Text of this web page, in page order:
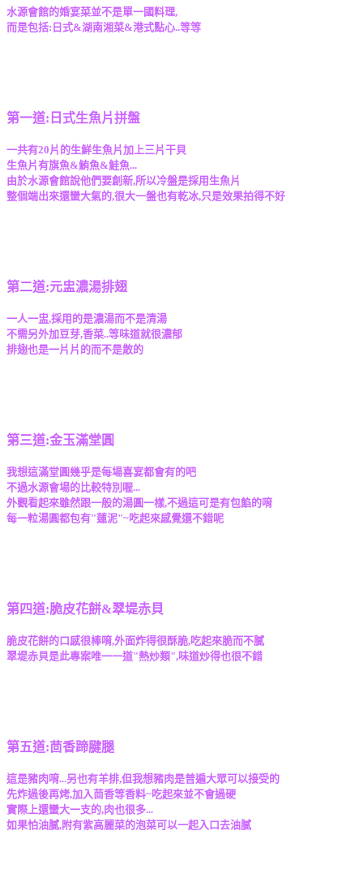
水源會館的婚宴菜並不是單一國料理,
而是包括:日式&湖南湘菜&港式點心..等等
第一道:日式生魚片拼盤
一共有20片的生鮮生魚片加上三片干貝
生魚片有旗魚&鮪魚&鮭魚...
由於水源會館說他們要創新,所以冷盤是採用生魚片
整個端出來還蠻大氣的,很大一盤也有乾冰,只是效果拍得不好
第二道:元盅濃湯排翅
一人一盅,採用的是濃湯而不是清湯
不需另外加豆芽,香菜..等味道就很濃郁
排翅也是一片片的而不是散的
第三道:金玉滿堂圓
我想這滿堂圓幾乎是每場喜宴都會有的吧
不過水源會場的比較特別喔...
外觀看起來雖然跟一般的湯圓一樣,不過這可是有包餡的唷
每一粒湯圓都包有"蓮泥"~吃起來感覺還不錯呢
第四道:脆皮花餅&翠堤赤貝
脆皮花餅的口感很棒唷,外面炸得很酥脆,吃起來脆而不膩
翠堤赤貝是此專案唯一一道"熱炒類",味道炒得也很不錯
第五道:茴香蹄腱腿
這是豬肉唷...另也有羊排,但我想豬肉是普遍大眾可以接受的
先炸過後再烤,加入茴香等香料~吃起來並不會過硬
實際上還蠻大一支的,肉也很多...
如果怕油膩,附有紫高麗菜的泡菜可以一起入口去油膩